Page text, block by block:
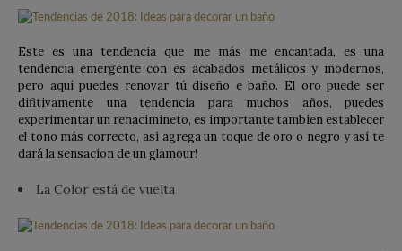
Este es una tendencia que me más me encantada, es una
tendencia emergente con es acabados metálicos y modernos,
pero aquí puedes renovar tú diseño e baño. El oro puede ser
difitivamente una tendencia para muchos años, puedes
experimentar un renacimineto, es importante tambíen establecer
el tono más correcto, así agrega un toque de oro o negro y así te
dará la sensacíon de un glamour!
La Color está de vuelta